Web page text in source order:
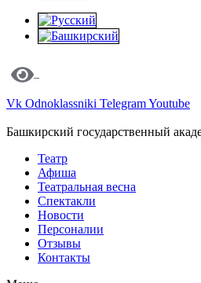
Vk Odnoklassniki TelegramYoutube
Башкирский государственный
Театр
Афиша
Театральная весна
Спектакли
Новости
Персоналии
Отзывы
Контакты